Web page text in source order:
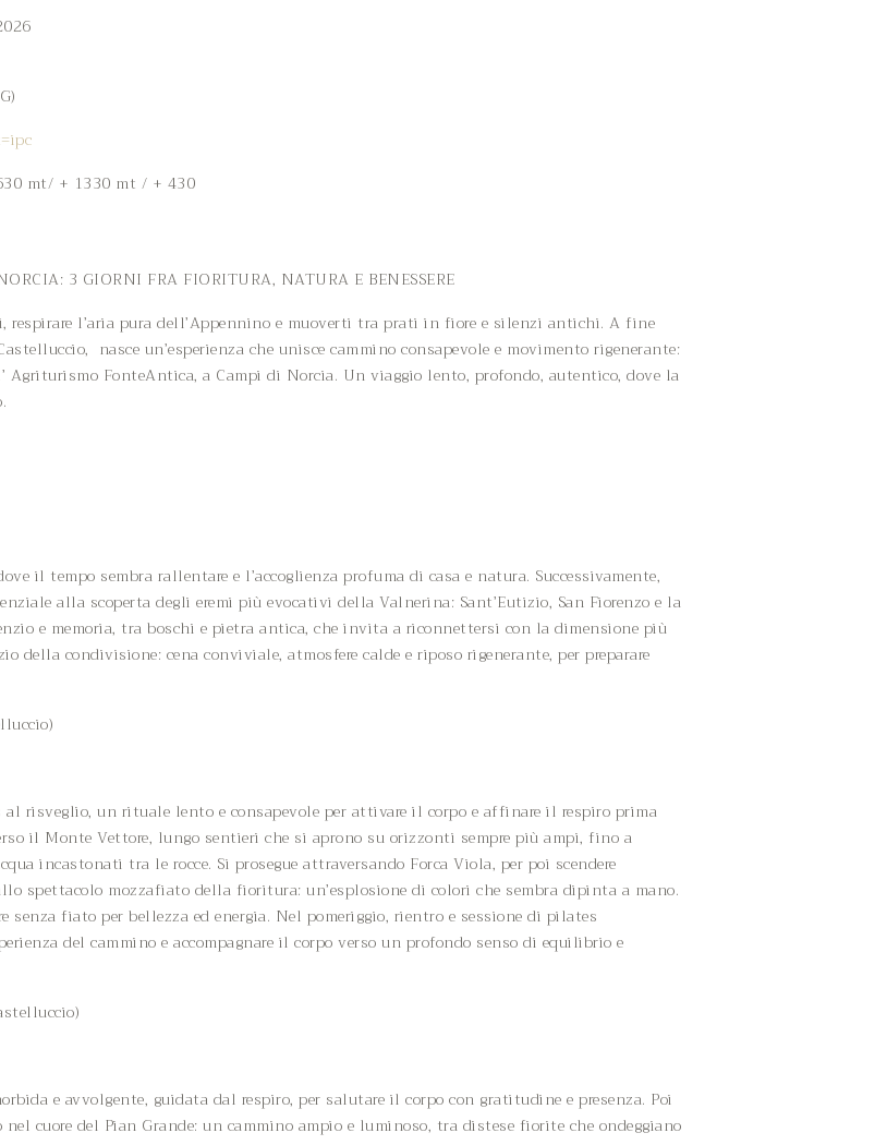
mt/ + 1330 mt / + 430
3 GIORNI FRA FIORITURA, NATURA E BENESSERE
l’aria pura dell’Appennino e muoverti tra prati in fiore e silenzi antichi. A fine
nasce un’esperienza che unisce cammino consapevole e movimento rigenerante:
FonteAntica, a Campi di Norcia. Un viaggio lento, profondo, autentico, dove la
il tempo sembra rallentare e l’accoglienza profuma di casa e natura. Successivamente,
alla scoperta degli eremi più evocativi della Valnerina: Sant’Eutizio, San Fiorenzo e la
e memoria, tra boschi e pietra antica, che invita a riconnettersi con la dimensione più
condivisione: cena conviviale, atmosfere calde e riposo rigenerante, per preparare
risveglio, un rituale lento e consapevole per attivare il corpo e affinare il respiro prima
il Monte Vettore, lungo sentieri che si aprono su orizzonti sempre più ampi, fino a
incastonati tra le rocce. Si prosegue attraversando Forca Viola, per poi scendere
spettacolo mozzafiato della fioritura: un’esplosione di colori che sembra dipinta a mano.
fiato per bellezza ed energia. Nel pomeriggio, rientro e sessione di pilates
del cammino e accompagnare il corpo verso un profondo senso di equilibrio e
e avvolgente, guidata dal respiro, per salutare il corpo con gratitudine e presenza. Poi
cuore del Pian Grande: un cammino ampio e luminoso, tra distese fiorite che ondeggiano